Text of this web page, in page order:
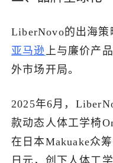
LiberNovo的出海策
亚马逊 上与廉价产
外市场开局。
2025年6月，
款动态人体工学椅
在日本Makuake众
日元，创下人体工